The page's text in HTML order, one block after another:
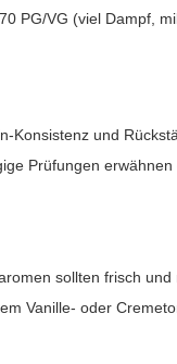
PG/VG (viel Dampf,
Konsistenz und
Prüfungen
sollten frisch und
Vanille- oder